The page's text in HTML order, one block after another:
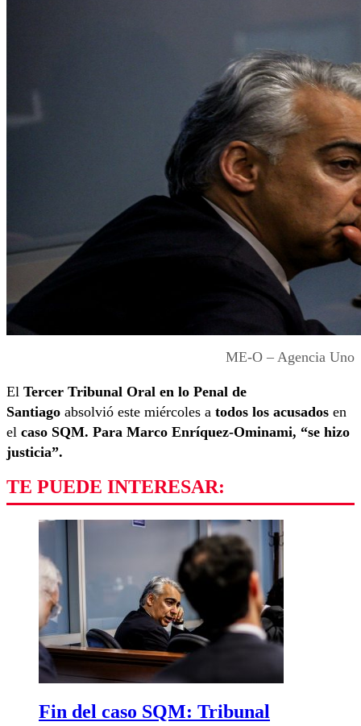
ME-O – Agencia Uno
El Tercer Tribunal Oral en lo Penal de
Santiago absolvió este miércoles a todos los acusados en
el caso SQM. Para Marco Enríquez-Ominami, “se hizo
justicia”.
TE PUEDE INTERESAR:
Fin del caso SQM: Tribunal